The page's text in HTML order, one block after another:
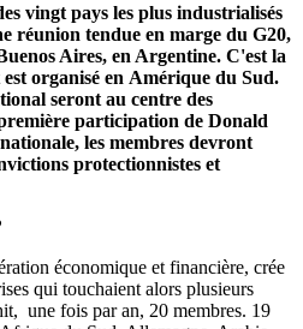
vingt pays les plus industrialisés
réunion tendue en marge du G20,
Aires, en Argentine. C'est la
organisé en Amérique du Sud.
seront au centre des
participation de Donald
les membres devront
protectionnistes et
économique et financière, crée
qui touchaient alors plusieurs
une fois par an, 20 membres. 19